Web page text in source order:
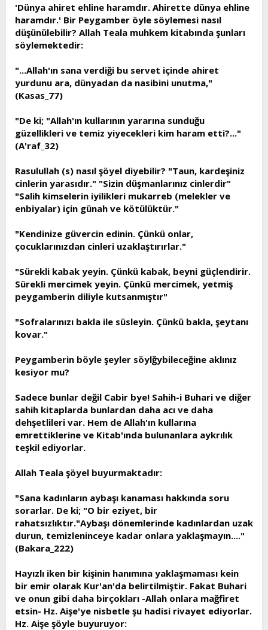
'Dünya ahiret ehline haramdır. Ahirette dünya ehline
haramdır.' Bir Peygamber öyle söylemesi nasıl
düşünülebilir? Allah Teala muhkem kitabında şunları
söylemektedir:
"...Allah'ın sana verdiği bu servet içinde ahiret
yurdunu ara, dünyadan da nasibini unutma,"
(Kasas_77)
"De ki; "Allah'ın kullarının yararına sunduğu
güzellikleri ve temiz yiyecekleri kim haram etti?..."
(A'raf_32)
Rasulullah (s) nasıl şöyel diyebilir? "Taun, kardeşiniz
cinlerin yarasıdır." "Sizin düşmanlarınız cinlerdir"
"Salih kimselerin iyilikleri mukarreb (melekler ve
enbiyalar) için günah ve kötülüktür."
"Kendinize güvercin edinin. Çünkü onlar,
çocuklarınızdan cinleri uzaklaştırırlar."
"Sürekli kabak yeyin. Çünkü kabak, beyni güçlendirir.
Sürekli mercimek yeyin. Çünkü mercimek, yetmiş
peygamberin diliyle kutsanmıştır"
"Sofralarınızı bakla ile süsleyin. Çünkü bakla, şeytanı
kovar."
Peygamberin böyle şeyler söylğybileceğine aklınız
kesiyor mu?
Sadece bunlar değil Cabir bye! Sahih-i Buhari ve diğer
sahih kitaplarda bunlardan daha acı ve daha
dehşetlileri var. Hem de Allah'ın kullarına
emrettiklerine ve Kitab'ında bulunanlara aykrılık
teşkil ediyorlar.
Allah Teala şöyel buyurmaktadır:
"Sana kadınların aybaşı kanaması hakkında soru
sorarlar. De ki; "O bir eziyet, bir
rahatsızlıktır."Aybaşı dönemlerinde kadınlardan uzak
durun, temizleninceye kadar onlara yaklaşmayın...."
(Bakara_222)
Hayızlı iken bir kişinin hanımına yaklaşmaması kein
bir emir olarak Kur'an'da belirtilmiştir. Fakat Buhari
ve onun gibi daha birçokları -Allah onlara mağfiret
etsin- Hz. Aişe'ye nisbetle şu hadisi rivayet ediyorlar.
Hz. Aişe şöyle buyuruyor: